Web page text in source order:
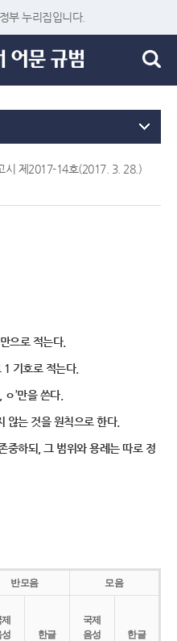
부 누리집입니다.
시 제2017-14호(2017. 3. 28.)
으로 적는다.
기호로 적는다.
’만을 쓴다.
않는 것을 원칙으로 한다.
중하되, 그 범위와 용례는 따로 정
반모음 모음
성
한글
국제
음성
한글